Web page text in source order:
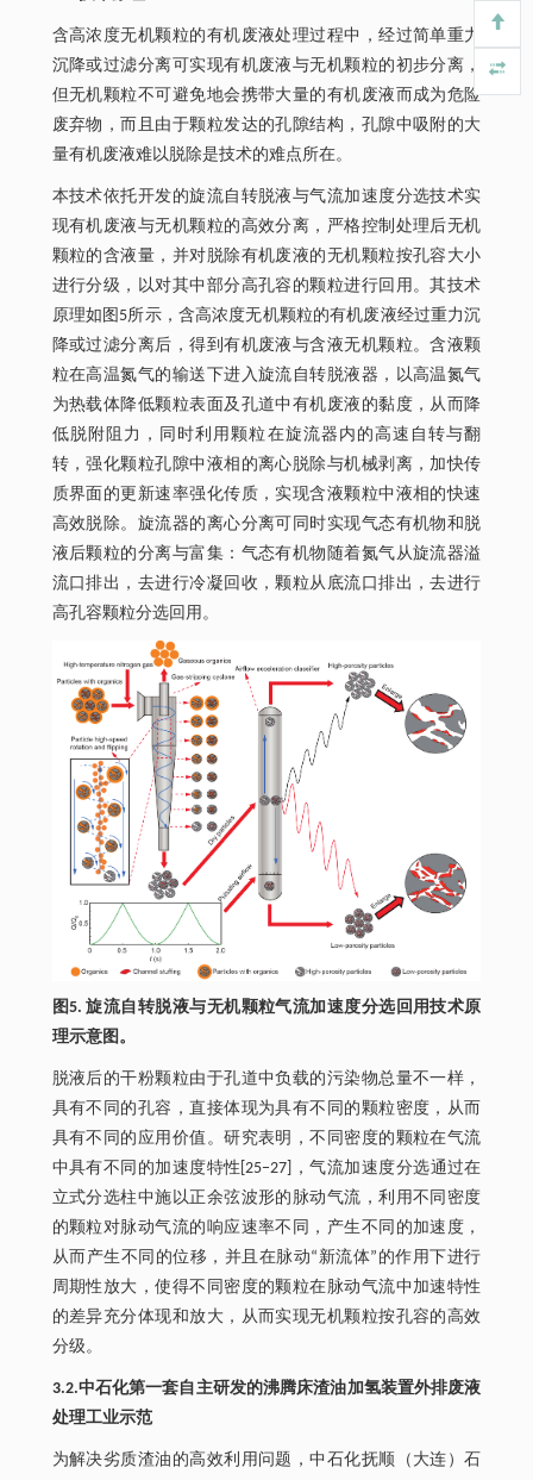
含高浓度无机颗粒的有机废液处理过程中，经过简单重力
沉降或过滤分离可实现有机废液与无机颗粒的初步分离，
但无机颗粒不可避免地会携带大量的有机废液而成为危险
废弃物，而且由于颗粒发达的孔隙结构，孔隙中吸附的大
量有机废液难以脱除是技术的难点所在。
本技术依托开发的旋流自转脱液与气流加速度分选技术实
现有机废液与无机颗粒的高效分离，严格控制处理后无机
颗粒的含液量，并对脱除有机废液的无机颗粒按孔容大小
进行分级，以对其中部分高孔容的颗粒进行回用。其技术
原理如图5所示，含高浓度无机颗粒的有机废液经过重力沉
降或过滤分离后，得到有机废液与含液无机颗粒。含液颗
粒在高温氮气的输送下进入旋流自转脱液器，以高温氮气
为热载体降低颗粒表面及孔道中有机废液的黏度，从而降
低脱附阻力，同时利用颗粒在旋流器内的高速自转与翻
转，强化颗粒孔隙中液相的离心脱除与机械剥离，加快传
质界面的更新速率强化传质，实现含液颗粒中液相的快速
高效脱除。旋流器的离心分离可同时实现气态有机物和脱
液后颗粒的分离与富集：气态有机物随着氮气从旋流器溢
流口排出，去进行冷凝回收，颗粒从底流口排出，去进行
高孔容颗粒分选回用。
图5. 旋流自转脱液与无机颗粒气流加速度分选回用技术原
理示意图。
脱液后的干粉颗粒由于孔道中负载的污染物总量不一样，
具有不同的孔容，直接体现为具有不同的颗粒密度，从而
具有不同的应用价值。研究表明，不同密度的颗粒在气流
中具有不同的加速度特性[25−27]，气流加速度分选通过在
立式分选柱中施以正余弦波形的脉动气流，利用不同密度
的颗粒对脉动气流的响应速率不同，产生不同的加速度，
从而产生不同的位移，并且在脉动“新流体”的作用下进行
周期性放大，使得不同密度的颗粒在脉动气流中加速特性
的差异充分体现和放大，从而实现无机颗粒按孔容的高效
分级。
3.2.中石化第一套自主研发的沸腾床渣油加氢装置外排废液
处理工业示范
为解决劣质渣油的高效利用问题，中石化抚顺（大连）石